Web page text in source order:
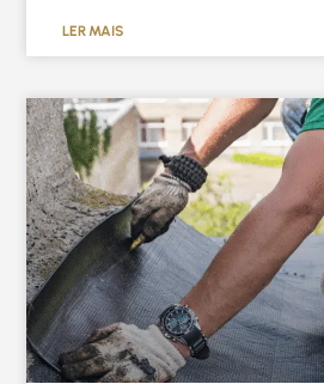
LER MAIS